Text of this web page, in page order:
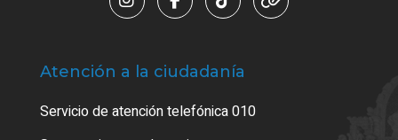
Atención a la ciudadanía
Servicio de atención telefónica 010